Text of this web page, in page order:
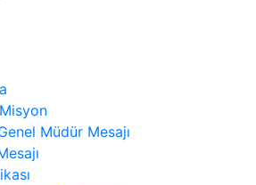
Müdür Mesajı